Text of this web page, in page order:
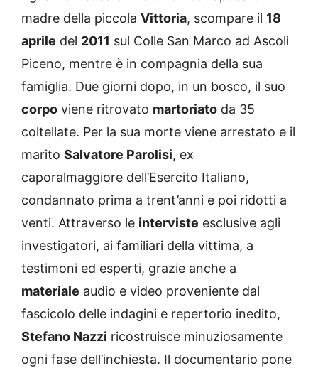
madre della piccola Vittoria, scompare il 18
aprile del 2011 sul Colle San Marco ad Ascoli
Piceno, mentre è in compagnia della sua
famiglia. Due giorni dopo, in un bosco, il suo
corpo viene ritrovato martoriato da 35
coltellate. Per la sua morte viene arrestato e il
marito Salvatore Parolisi, ex
caporalmaggiore dell’Esercito Italiano,
condannato prima a trent’anni e poi ridotti a
venti. Attraverso le interviste esclusive agli
investigatori, ai familiari della vittima, a
testimoni ed esperti, grazie anche a
materiale audio e video proveniente dal
fascicolo delle indagini e repertorio inedito,
Stefano Nazzi ricostruisce minuziosamente
ogni fase dell’inchiesta. Il documentario pone